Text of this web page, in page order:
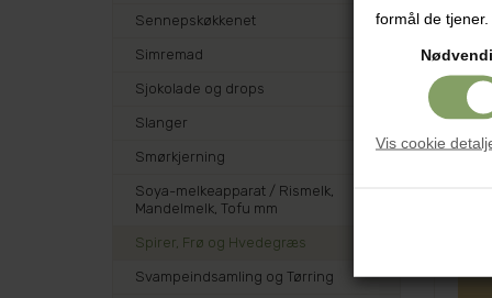
formål de tjener.
Vis cookie
Sennepskøkkenet
Simremad
Sjokolade og drops
Slanger
Smørkjerning
Soya-melkeapparat / Rismelk,
Mandelmelk, Tofu mm
Spirer, Frø og Hvedegræs
Svampeindsamling og Tørring